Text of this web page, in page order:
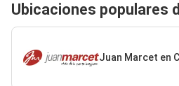
Ubicaciones populares
Juan Marcet en